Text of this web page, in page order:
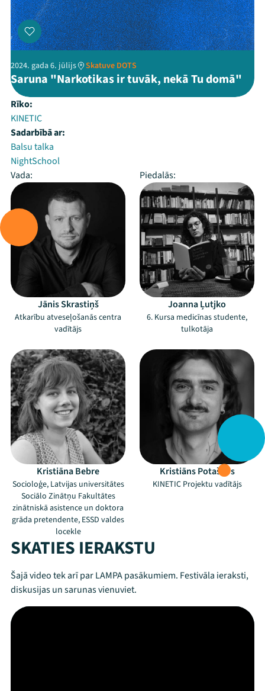
2024. gada 6. jūlijs Skatuve DOTS
Saruna "Narkotikas ir tuvāk, nekā Tu domā"
Rīko:
KINETIC
Sadarbībā ar:
Balsu talka
NightSchool
Vada:
Piedalās:
Jānis Skrastiņš
Atkarību atveseļošanās centra
vadītājs
Joanna Ļutjko
6. Kursa medicīnas studente,
tulkotāja
Kristiāna Bebre
Socioloģe, Latvijas universitātes
Sociālo Zinātņu Fakultātes
zinātniskā asistence un doktora
grāda pretendente, ESSD valdes
locekle
Kristiāns Potašovs
KINETIC Projektu vadītājs
SKATIES IERAKSTU
Šajā video tek arī par LAMPA pasākumiem. Festivāla ieraksti,
diskusijas un sarunas vienuviet.